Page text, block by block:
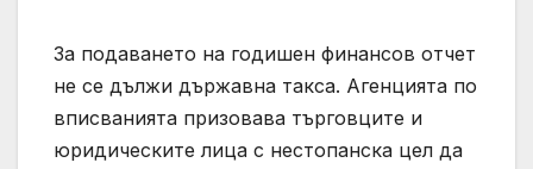
За подаването на годишен финансов отчет
не се дължи държавна такса. Агенцията по
вписванията призовава търговците и
юридическите лица с нестопанска цел да